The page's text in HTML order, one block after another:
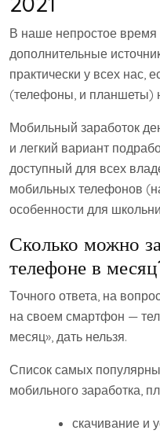
В наше непростое время
дополнительные
практически у всех нас,
(телефоны, и планшеты)
Мобильный заработок
и легкий вариант
доступный для всех
мобильных телефонов
особенности для
Сколько можно
телефоне в
Точного ответа, на
на своем смартфон —
месяц», дать нельзя.
Список самых
мобильного заработка,
скачивание и